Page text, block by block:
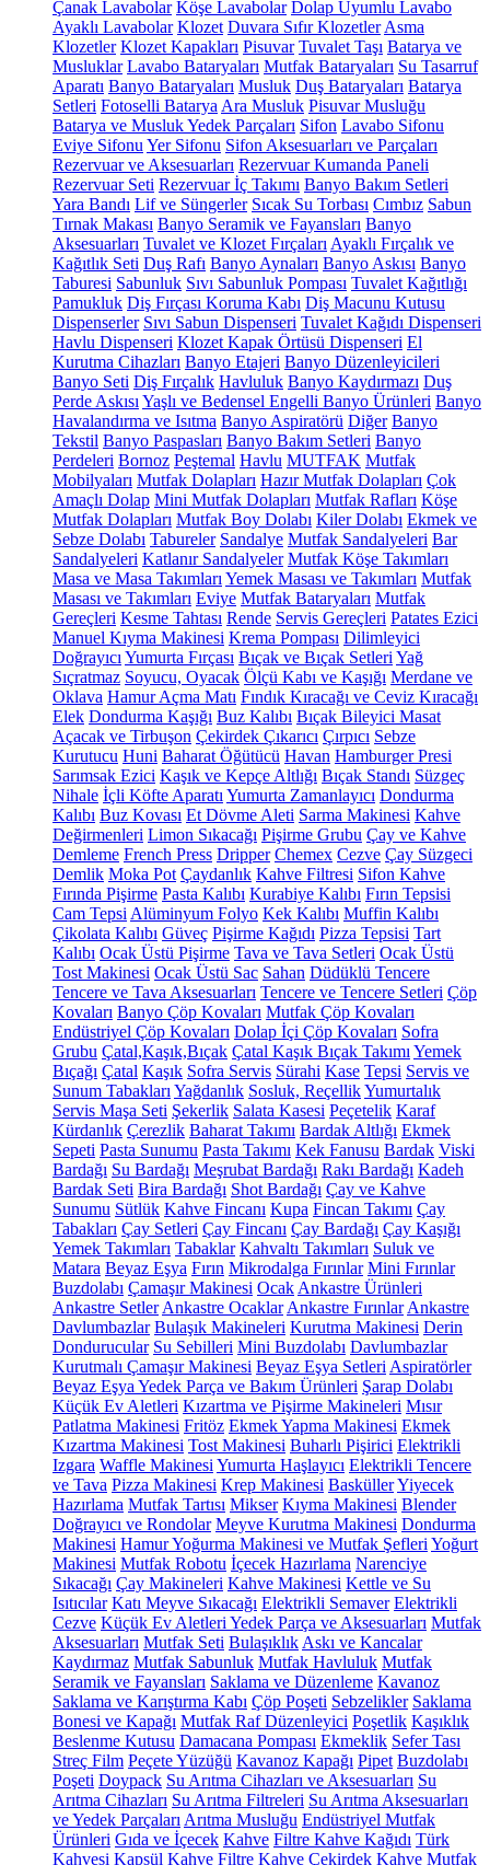
Çanak Lavabolar Köşe Lavabolar Dolap Uyumlu Lavabo
Ayaklı Lavabolar Klozet Duvara Sıfır Klozetler Asma
Klozetler Klozet Kapakları Pisuvar Tuvalet Taşı Batarya ve
Musluklar Lavabo Bataryaları Mutfak Bataryaları Su Tasarruf
Aparatı Banyo Bataryaları Musluk Duş Bataryaları Batarya
Setleri Fotoselli Batarya Ara Musluk Pisuvar Musluğu
Batarya ve Musluk Yedek Parçaları Sifon Lavabo Sifonu
Eviye Sifonu Yer Sifonu Sifon Aksesuarları ve Parçaları
Rezervuar ve Aksesuarları Rezervuar Kumanda Paneli
Rezervuar Seti Rezervuar İç Takımı Banyo Bakım Setleri
Yara Bandı Lif ve Süngerler Sıcak Su Torbası Cımbız Sabun
Tırnak Makası Banyo Seramik ve Fayansları Banyo
Aksesuarları Tuvalet ve Klozet Fırçaları Ayaklı Fırçalık ve
Kağıtlık Seti Duş Rafı Banyo Aynaları Banyo Askısı Banyo
Taburesi Sabunluk Sıvı Sabunluk Pompası Tuvalet Kağıtlığı
Pamukluk Diş Fırçası Koruma Kabı Diş Macunu Kutusu
Dispenserler Sıvı Sabun Dispenseri Tuvalet Kağıdı Dispenseri
Havlu Dispenseri Klozet Kapak Örtüsü Dispenseri El
Kurutma Cihazları Banyo Etajeri Banyo Düzenleyicileri
Banyo Seti Diş Fırçalık Havluluk Banyo Kaydırmazı Duş
Perde Askısı Yaşlı ve Bedensel Engelli Banyo Ürünleri Banyo
Havalandırma ve Isıtma Banyo Aspiratörü Diğer Banyo
Tekstil Banyo Paspasları Banyo Bakım Setleri Banyo
Perdeleri Bornoz Peştemal Havlu MUTFAK Mutfak
Mobilyaları Mutfak Dolapları Hazır Mutfak Dolapları Çok
Amaçlı Dolap Mini Mutfak Dolapları Mutfak Rafları Köşe
Mutfak Dolapları Mutfak Boy Dolabı Kiler Dolabı Ekmek ve
Sebze Dolabı Tabureler Sandalye Mutfak Sandalyeleri Bar
Sandalyeleri Katlanır Sandalyeler Mutfak Köşe Takımları
Masa ve Masa Takımları Yemek Masası ve Takımları Mutfak
Masası ve Takımları Eviye Mutfak Bataryaları Mutfak
Gereçleri Kesme Tahtası Rende Servis Gereçleri Patates Ezici
Manuel Kıyma Makinesi Krema Pompası Dilimleyici
Doğrayıcı Yumurta Fırçası Bıçak ve Bıçak Setleri Yağ
Sıçratmaz Soyucu, Oyacak Ölçü Kabı ve Kaşığı Merdane ve
Oklava Hamur Açma Matı Fındık Kıracağı ve Ceviz Kıracağı
Elek Dondurma Kaşığı Buz Kalıbı Bıçak Bileyici Masat
Açacak ve Tirbuşon Çekirdek Çıkarıcı Çırpıcı Sebze
Kurutucu Huni Baharat Öğütücü Havan Hamburger Presi
Sarımsak Ezici Kaşık ve Kepçe Altlığı Bıçak Standı Süzgeç
Nihale İçli Köfte Aparatı Yumurta Zamanlayıcı Dondurma
Kalıbı Buz Kovası Et Dövme Aleti Sarma Makinesi Kahve
Değirmenleri Limon Sıkacağı Pişirme Grubu Çay ve Kahve
Demleme French Press Dripper Chemex Cezve Çay Süzgeci
Demlik Moka Pot Çaydanlık Kahve Filtresi Sifon Kahve
Fırında Pişirme Pasta Kalıbı Kurabiye Kalıbı Fırın Tepsisi
Cam Tepsi Alüminyum Folyo Kek Kalıbı Muffin Kalıbı
Çikolata Kalıbı Güveç Pişirme Kağıdı Pizza Tepsisi Tart
Kalıbı Ocak Üstü Pişirme Tava ve Tava Setleri Ocak Üstü
Tost Makinesi Ocak Üstü Sac Sahan Düdüklü Tencere
Tencere ve Tava Aksesuarları Tencere ve Tencere Setleri Çöp
Kovaları Banyo Çöp Kovaları Mutfak Çöp Kovaları
Endüstriyel Çöp Kovaları Dolap İçi Çöp Kovaları Sofra
Grubu Çatal,Kaşık,Bıçak Çatal Kaşık Bıçak Takımı Yemek
Bıçağı Çatal Kaşık Sofra Servis Sürahi Kase Tepsi Servis ve
Sunum Tabakları Yağdanlık Sosluk, ReçellikYumurtalık
Servis Maşa Seti Şekerlik Salata Kasesi Peçetelik Karaf
Kürdanlık Çerezlik Baharat Takımı Bardak Altlığı Ekmek
Sepeti Pasta Sunumu Pasta Takımı Kek Fanusu Bardak Viski
Bardağı Su Bardağı Meşrubat Bardağı Rakı Bardağı Kadeh
Bardak Seti Bira Bardağı Shot Bardağı Çay ve Kahve
Sunumu Sütlük Kahve Fincanı Kupa Fincan Takımı Çay
Tabakları Çay Setleri Çay Fincanı Çay Bardağı Çay Kaşığı
Yemek Takımları Tabaklar Kahvaltı Takımları Suluk ve
Matara Beyaz Eşya Fırın Mikrodalga Fırınlar Mini Fırınlar
Buzdolabı Çamaşır Makinesi Ocak Ankastre Ürünleri
Ankastre Setler Ankastre Ocaklar Ankastre Fırınlar Ankastre
Davlumbazlar Bulaşık Makineleri Kurutma Makinesi Derin
Dondurucular Su Sebilleri Mini Buzdolabı Davlumbazlar
Kurutmalı Çamaşır Makinesi Beyaz Eşya Setleri Aspiratörler
Beyaz Eşya Yedek Parça ve Bakım Ürünleri Şarap Dolabı
Küçük Ev Aletleri Kızartma ve Pişirme Makineleri Mısır
Patlatma Makinesi Fritöz Ekmek Yapma Makinesi Ekmek
Kızartma Makinesi Tost Makinesi Buharlı Pişirici Elektrikli
Izgara Waffle Makinesi Yumurta Haşlayıcı Elektrikli Tencere
ve Tava Pizza Makinesi Krep Makinesi BasküllerYiyecek
Hazırlama Mutfak Tartısı Mikser Kıyma Makinesi Blender
Doğrayıcı ve Rondolar Meyve Kurutma Makinesi Dondurma
Makinesi Hamur Yoğurma Makinesi ve Mutfak Şefleri Yoğurt
Makinesi Mutfak Robotu İçecek Hazırlama Narenciye
Sıkacağı Çay Makineleri Kahve Makinesi Kettle ve Su
Isıtıcılar Katı Meyve Sıkacağı Elektrikli Semaver Elektrikli
Cezve Küçük Ev Aletleri Yedek Parça ve Aksesuarları Mutfak
Aksesuarları Mutfak Seti Bulaşıklık Askı ve Kancalar
Kaydırmaz Mutfak Sabunluk Mutfak Havluluk Mutfak
Seramik ve Fayansları Saklama ve Düzenleme Kavanoz
Saklama ve Karıştırma Kabı Çöp Poşeti Sebzelikler Saklama
Bonesi ve Kapağı Mutfak Raf Düzenleyici Poşetlik Kaşıklık
Beslenme Kutusu Damacana Pompası Ekmeklik Sefer Tası
Streç Film Peçete Yüzüğü Kavanoz Kapağı Pipet Buzdolabı
Poşeti Doypack Su Arıtma Cihazları ve Aksesuarları Su
Arıtma Cihazları Su Arıtma Filtreleri Su Arıtma Aksesuarları
ve Yedek Parçaları Arıtma Musluğu Endüstriyel Mutfak
Ürünleri Gıda ve İçecek Kahve Filtre Kahve Kağıdı Türk
Kahvesi Kapsül Kahve Filtre Kahve Çekirdek Kahve Mutfak